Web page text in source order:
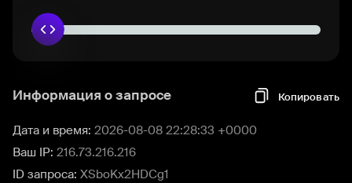
Информация о запросе Копировать
Дата и время: 2026-08-08 22:28:33 +0000
Ваш IP: 216.73.216.216
ID запроса: XSboKx2HDCg1